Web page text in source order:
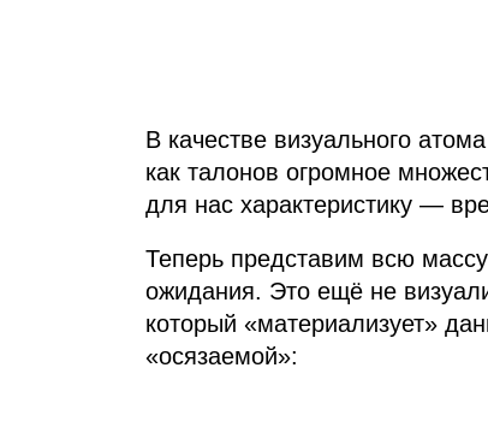
В качестве визуального
как талонов огромное
для нас характеристику —
Теперь представим всю
ожидания. Это ещё не
который «материализует»
«осязаемой»: